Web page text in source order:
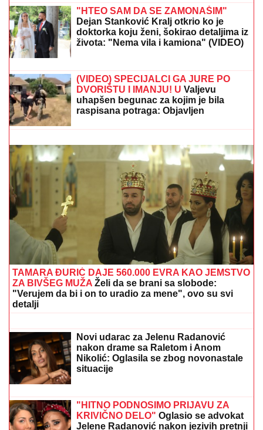
sprečena?
ŽENI SE DEJAN STANKOVIĆ KRALJ!
Prelepa doktorka u raskošnoj
venčanici, on u odelu sa crvenom
kravatom: Ne skidaju osmeh pred
RAZBIJENA ŠOFERKA, STAKLO I ISEČENA RUKA
Asmin i Maja se nakon skandala snimili u kolima:
"Moja jedina ljubav"
OŽENIO SE DEJAN STANKOVIĆ
KRALJ!
Doktorka otkrila kako se
oseća nakon venčanja: "Zaljubljena
sam", tu su njegovi roditelji i sestra
(VIDEO)
"HTEO SAM DA SE ZAMONAŠIM"
Dejan Stanković Kralj otkrio ko je